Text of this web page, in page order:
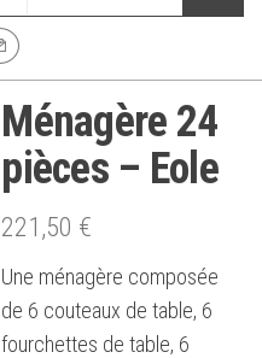
Ménagère 24
pièces – Eole
221,50 €
Une ménagère composée
de 6 couteaux de table, 6
fourchettes de table, 6